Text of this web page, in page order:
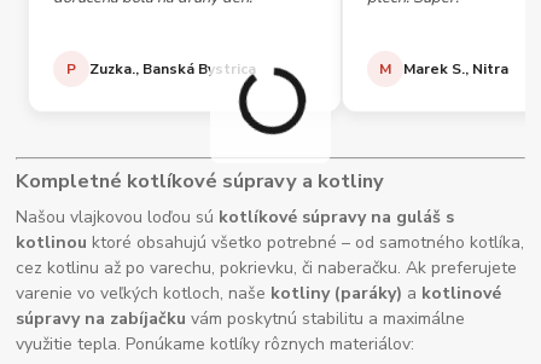
P Zuzka., Banská Bystrica M Marek S., Nitra
Kompletné kotlíkové súpravy a kotliny
Našou vlajkovou loďou sú kotlíkové súpravy na guláš s
kotlinou ktoré obsahujú všetko potrebné – od samotného kotlíka,
cez kotlinu až po varechu, pokrievku, či naberačku. Ak preferujete
varenie vo veľkých kotloch, naše kotliny (paráky) a kotlinové
súpravy na zabíjačku vám poskytnú stabilitu a maximálne
využitie tepla. Ponúkame kotlíky rôznych materiálov: